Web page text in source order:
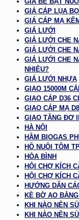
GIÁ CÁP LỤA
GIÁ CÁP MẠ
GIÁ LƯỚI
GIÁ LƯỚI CHE
GIÁ LƯỚI CHE
GIÁ LƯỚI CHE
NHIÊU?
GIÁ LƯỚI NHỰA
GIAO 15000M
GIAO CÁP D36
GIAO CÁP MẠ
GIAO TĂNG ĐƠ
HÀ NỘI
HẦM BIOGAS
HỒ NUÔI TÔM
HÒA BÌNH
HỘI CHỢ KÍCH
HỘI CHỢ KÍCH
HƯỚNG DẪN
KÈ BỜ AO
KHI NÀO NÊN
KHI NÀO NÊN